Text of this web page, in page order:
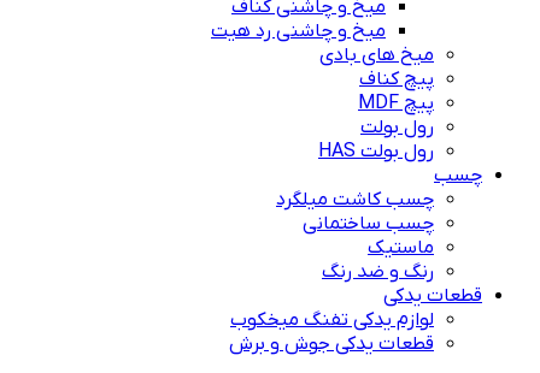
میخ و چاشنی کناف
میخ و چاشنی رد هیت
میخ های بادی
پیچ کناف
پیچ MDF
رول بولت
رول بولت HAS
چسب
چسب کاشت میلگرد
چسب ساختمانی
ماستیک
رنگ و ضد رنگ
قطعات یدکی
لوازم یدکی تفنگ میخکوب
قطعات یدکی جوش و برش